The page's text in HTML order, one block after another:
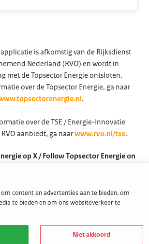
applicatie is afkomstig van de Rijksdienst
Nederland (RVO) en wordt in
met de Topsector Energie ontsloten.
over de Topsector Energie, ga naar
.
over de TSE / Energie-Innovatie
aanbiedt, ga naarwww.rvo.nl/tse.
op X / Follow Topsector Energie on
content en advertenties aan te bieden, om
te bieden en om ons websiteverkeer te
Niet akkoord